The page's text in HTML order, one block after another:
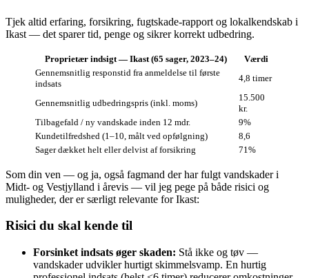
Tjek altid erfaring, forsikring, fugtskade‑rapport og lokalkendskab i
Ikast — det sparer tid, penge og sikrer korrekt udbedring.
Proprietær indsigt — Ikast (65 sager, 2023–24)
Værdi
Gennemsnitlig responstid fra anmeldelse til første
indsats
4,8 timer
Gennemsnitlig udbedringspris (inkl. moms)
15.500
kr.
Tilbagefald / ny vandskade inden 12 mdr.
9%
Kundetilfredshed (1–10, målt ved opfølgning)
8,6
Sager dækket helt eller delvist af forsikring
71%
Som din ven — og ja, også fagmand der har fulgt vandskader i
Midt- og Vestjylland i årevis — vil jeg pege på både risici og
muligheder, der er særligt relevante for Ikast:
Risici du skal kende til
Forsinket indsats øger skaden: Stå ikke og tøv —
vandskader udvikler hurtigt skimmelsvamp. En hurtig